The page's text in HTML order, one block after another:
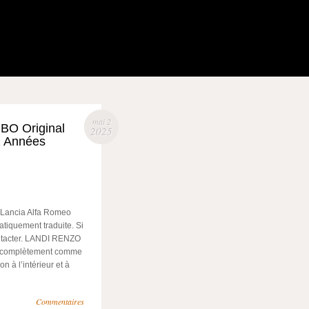
mai 2
2025
Original
Années
Alfa Romeo
traduite. Si
LANDI RENZO
comme
à l’intérieur et à
Commentaires